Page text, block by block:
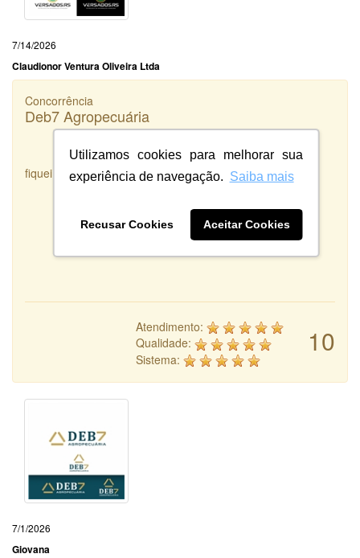
Utilizamos cookies para melhorar sua
experiência de navegação. Saiba mais
Recusar Cookies Aceitar Cookies
7/14/2026
Claudionor Ventura Oliveira Ltda
Concorrência
Deb7 Agropecuária
fiquei satisfeita com o serviço prestado
10
Atendimento:
Qualidade:
Sistema:
7/1/2026
Giovana